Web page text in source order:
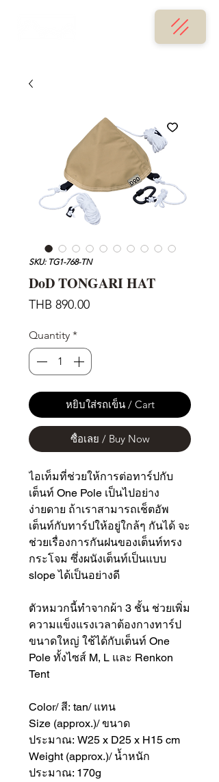
SKU: TG1-768-TN
DoD TONGARI HAT
THB 890.00Price
Quantity *
หยิบใส่รถเข็น / Cart
ซื้อเลย / Buy Now
ไอเท็มที่ช่วยให้การต่อทาร์ปกับ
เต็นท์ One Pole เป็นไปอย่าง
ง่ายดาย ถ้าเราสามารถเช็ตอัพ
เต็นท์กับทาร์ปให้อยู่ใกล้ๆ กันได้ จะ
ช่วยเรื่องการกันฝนของเต็นท์ทรง
กระโจม ซึ่งผนังเต็นท์เป็นแบบ
slope ได้เป็นอย่างดี
ตัวหมวกนี้ทำจากผ้า 3 ชั้น ช่วยเพิ่ม
ความแข็งแรงเวลาต้องกางทาร์ป
ขนาดใหญ่ ใช้ได้กับเต็นท์ One
Pole ทั้งไซส์ M, L และ Renkon
Tent
Color/ สี: tan/ แทน
Size (approx.)/ ขนาด
ประมาณ: W25 x D25 x H15 cm
Weight (approx.)/ น้ำหนัก
ประมาณ: 170g